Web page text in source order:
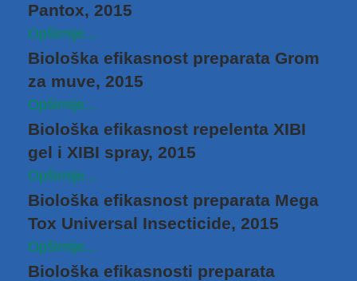
Pantox, 2015
Opširnije...
Biološka efikasnost preparata Grom
za muve, 2015
Opširnije...
Biološka efikasnost repelenta XIBI
gel i XIBI spray, 2015
Opširnije...
Biološka efikasnost preparata Mega
Tox Universal Insecticide, 2015
Opširnije...
Biološka efikasnosti preparata